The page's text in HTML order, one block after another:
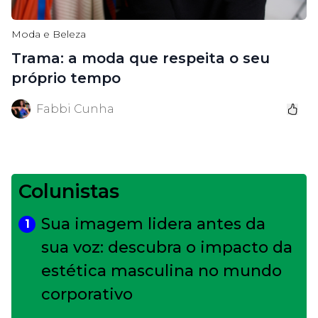
Moda e Beleza
Trama: a moda que respeita o seu
próprio tempo
Fabbi Cunha
Colunistas
1
Sua imagem lidera antes da
sua voz: descubra o impacto da
estética masculina no mundo
corporativo